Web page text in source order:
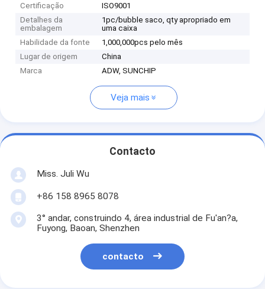
Certificação
ISO9001
Detalhes da
embalagem
1pc/bubble saco, qty apropriado em
uma caixa
Habilidade da fonte
1,000,000pcs pelo mês
Lugar de origem
China
Marca
ADW, SUNCHIP
Veja mais
Contacto
Miss. Juli Wu
+86 158 8965 8078
3° andar, construindo 4, área industrial de Fu'an?a,
Fuyong, Baoan, Shenzhen
contacto